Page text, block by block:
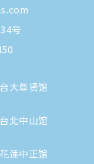
号
台大尊贤馆
台北中山馆
花莲中正馆